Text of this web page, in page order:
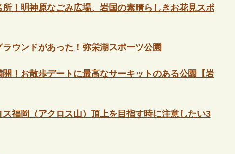
！明神原なごみ広場、岩国の素晴らしきお花見スポ
ウンドがあった！弥栄湖スポーツ公園
！お散歩デートに最高なサーキットのある公園【岩
福岡（アクロス山）頂上を目指す時に注意したい3